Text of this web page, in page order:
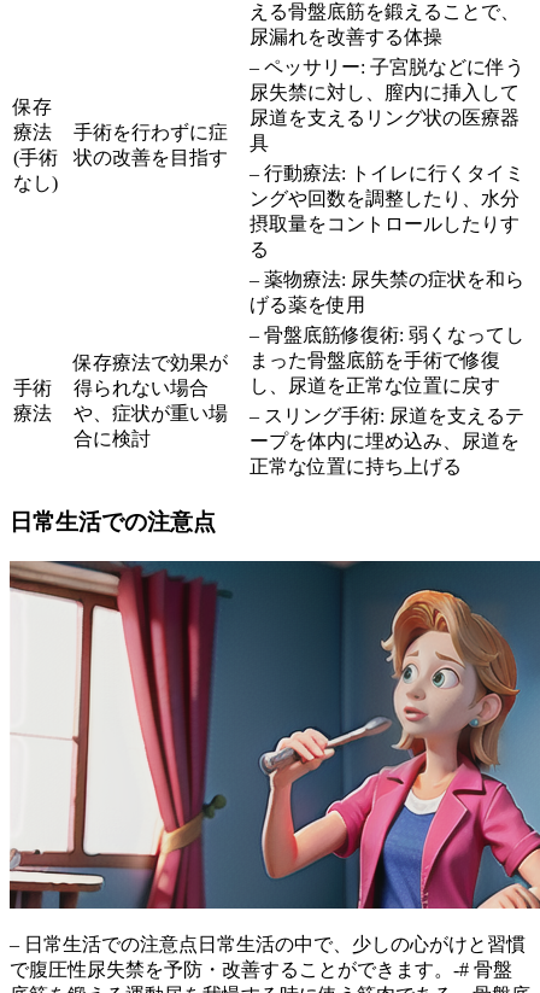
保存
療法
(手術
なし)
手術を行わずに症
状の改善を目指す
える骨盤底筋を鍛えることで、
尿漏れを改善する体操
– ペッサリー: 子宮脱などに伴う
尿失禁に対し、膣内に挿入して
尿道を支えるリング状の医療器
具
– 行動療法: トイレに行くタイミ
ングや回数を調整したり、水分
摂取量をコントロールしたりす
る
– 薬物療法: 尿失禁の症状を和ら
げる薬を使用
手術
療法
保存療法で効果が
得られない場合
や、症状が重い場
合に検討
– 骨盤底筋修復術: 弱くなってし
まった骨盤底筋を手術で修復
し、尿道を正常な位置に戻す
– スリング手術: 尿道を支えるテ
ープを体内に埋め込み、尿道を
正常な位置に持ち上げる
日常生活での注意点
– 日常生活での注意点日常生活の中で、 少しの心がけと習慣
で腹圧性尿失禁を予防・改善することができます。-# 骨盤